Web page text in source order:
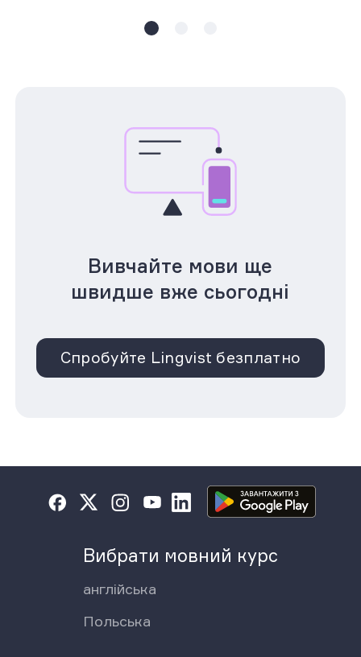
Вивчайте мови ще
швидше вже сьогодні
Спробуйте Lingvist безплатно
Вибрати мовний курс
англійська
Польська